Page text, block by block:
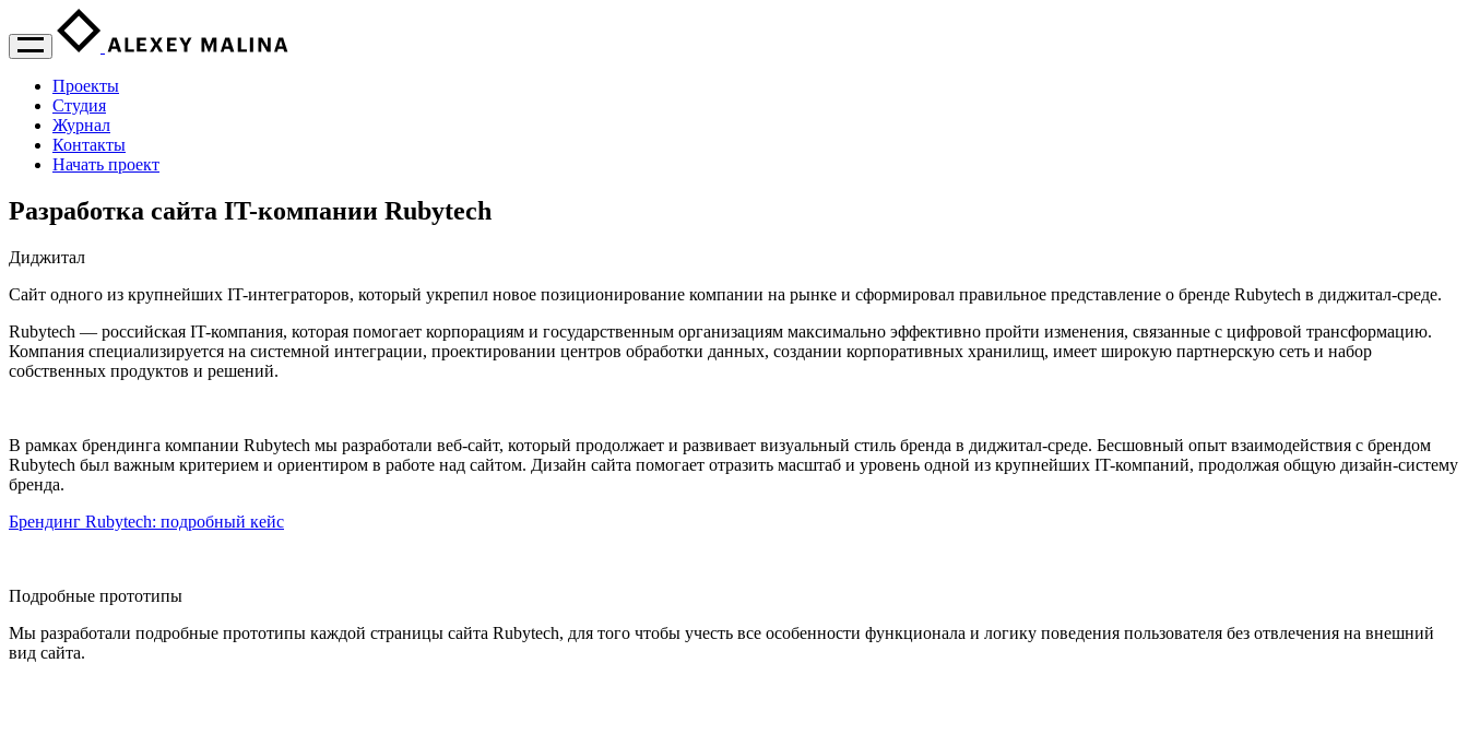
Проекты
Студия
Журнал
Контакты
Начать проект
Разработка сайта IT-компании Rubytech
Диджитал
Сайт одного из крупнейших IT-интеграторов, который укрепил новое позиционирование компании на рынке и сформировал правильное представление о бренде Rubytech в диджитал-среде.
Rubytech — российская IT-компания, которая помогает корпорациям и государственным организациям максимально эффективно пройти изменения, связанные с цифровой трансформацию.
Компания специализируется на системной интеграции, проектировании центров обработки данных, создании корпоративных хранилищ, имеет широкую партнерскую сеть и набор
собственных продуктов и решений.
В рамках брендинга компании Rubytech мы разработали веб-сайт, который продолжает и развивает визуальный стиль бренда в диджитал-среде. Бесшовный опыт взаимодействия с брендом
Rubytech был важным критерием и ориентиром в работе над сайтом. Дизайн сайта помогает отразить масштаб и уровень одной из крупнейших IT-компаний, продолжая общую дизайн-систему
бренда.
Брендинг Rubytech: подробный кейс
Подробные прототипы
Мы разработали подробные прототипы каждой страницы сайта Rubytech, для того чтобы учесть все особенности функционала и логику поведения пользователя без отвлечения на внешний
вид сайта.